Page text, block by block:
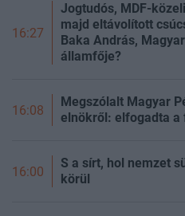
16:27
Jogtudós, MDF-
majd eltávolított
Baka András,
államfője?
16:08
Megszólalt Magyar
elnökről: elfogadta a
16:00
S a sírt, hol nemzet
körül